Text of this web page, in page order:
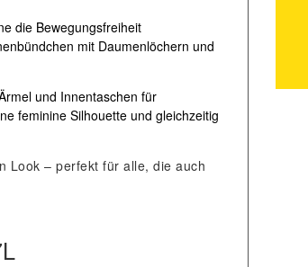
die Bewegungsfreiheit
mit Daumenlöchern und
und Innentaschen für
feminine Silhouette und gleichzeitig
Look – perfekt für alle, die auch